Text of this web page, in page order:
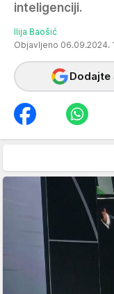
inteligenciji.
Ilija Baošić
Objavljeno 06.09.2024.
Dodajte